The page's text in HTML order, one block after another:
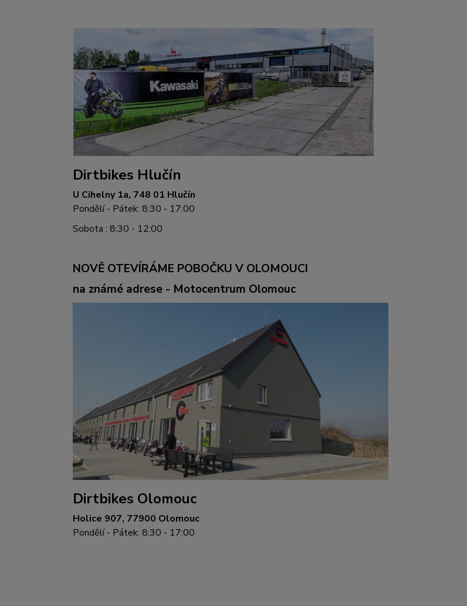
Dirtbikes Hlučín
U Cihelny 1a, 748 01 Hlučín
Pondělí - Pátek: 8:30 - 17:00
Sobota : 8:30 - 12:00
NOVĚ OTEVÍRÁME POBOČKU V OLOMOUCI
na známé adrese - Motocentrum Olomouc
Dirtbikes Olomouc
Holice 907, 77900 Olomouc
Pondělí - Pátek: 8:30 - 17:00